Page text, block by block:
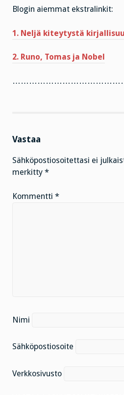
Blogin aiemmat ekstralinkit:
1. Neljä kiteytystä
2. Runo, Tomas ja Nobel
Vastaa
Sähköpostiosoitettasi ei
merkitty *
Kommentti *
Nimi
Sähköpostiosoite
Verkkosivusto